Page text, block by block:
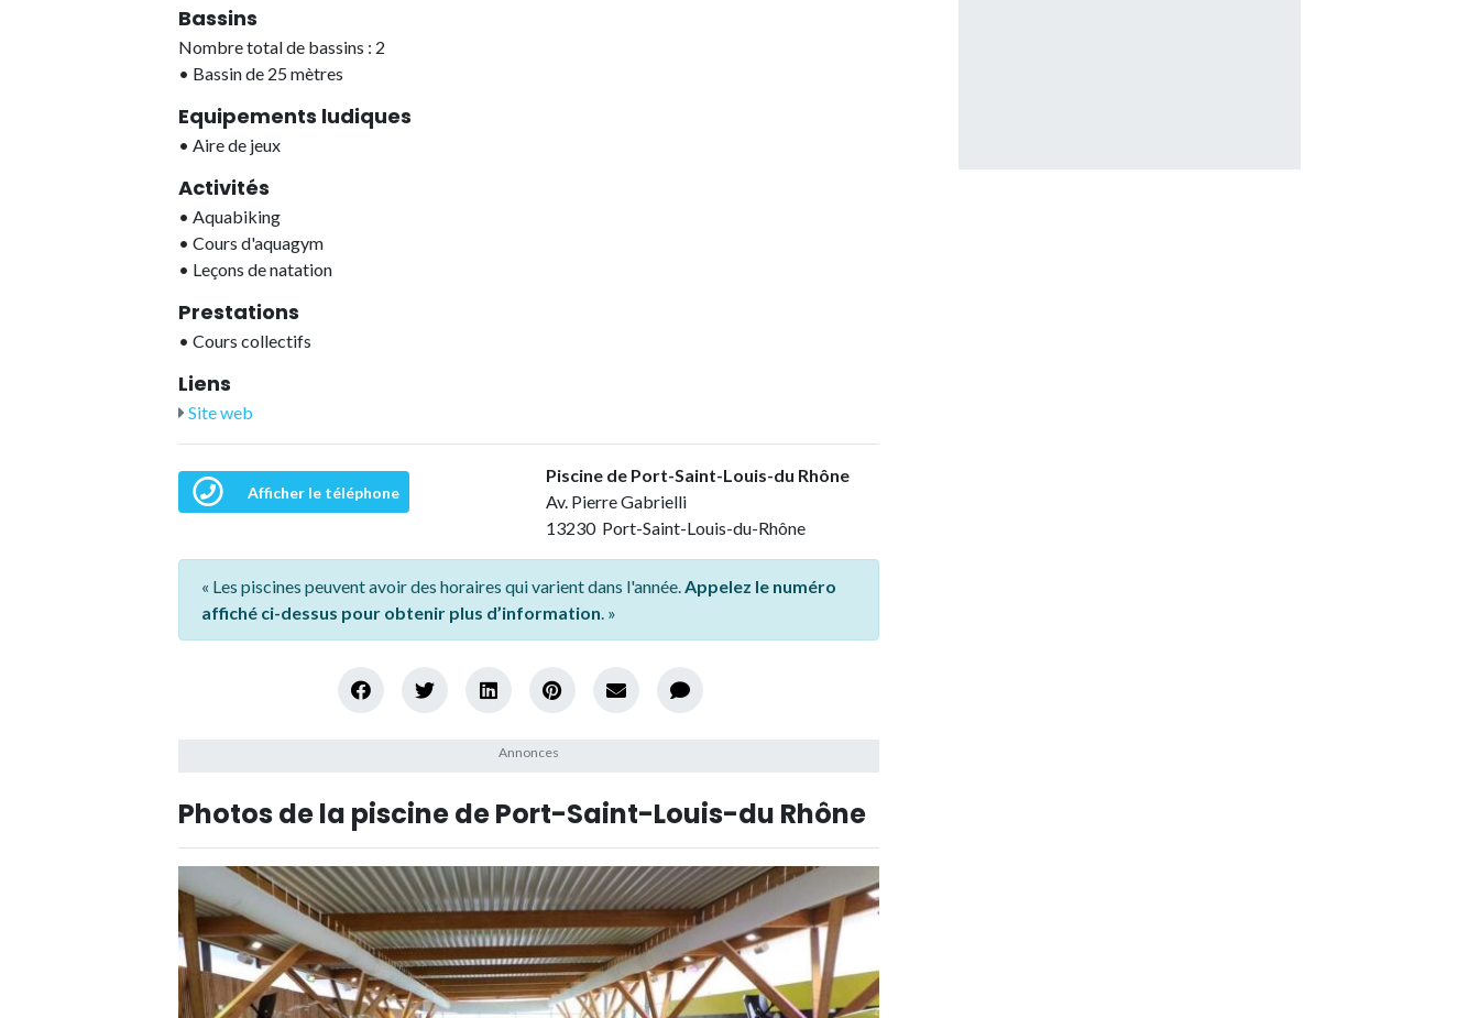
Bassins
Nombre total de bassins : 2
• Bassin de 25 mètres
Equipements ludiques
• Aire de jeux
Activités
• Aquabiking
• Cours d'aquagym
• Leçons de natation
Prestations
• Cours collectifs
Liens
Site web
Afficher le téléphone
Piscine de Port-Saint-Louis-du Rhône
Av. Pierre Gabrielli
13230 Port-Saint-Louis-du-Rhône
« Les piscines peuvent avoir des horaires qui varient dans l'année.Appelez le numéro
affiché ci-dessus pour obtenir plus d’information. »
Photos de la piscine de Port-Saint-Louis-du Rhône